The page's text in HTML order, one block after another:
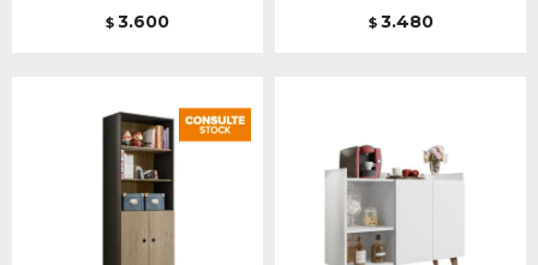
$ 3.600 $ 3.480